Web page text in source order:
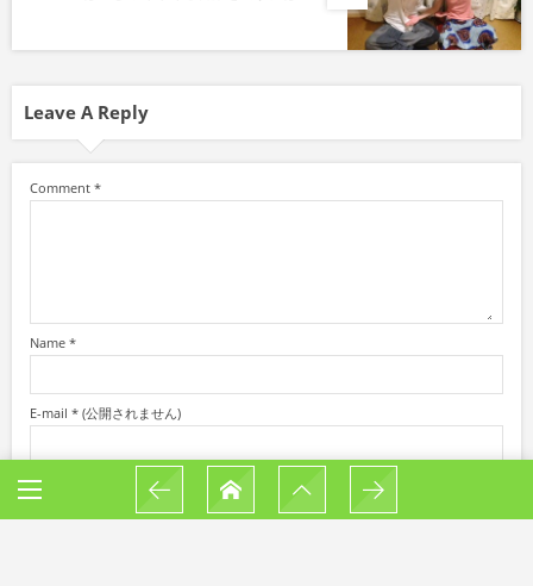
Leave A Reply
Comment *
Name *
E-mail * (公開されません)
URL